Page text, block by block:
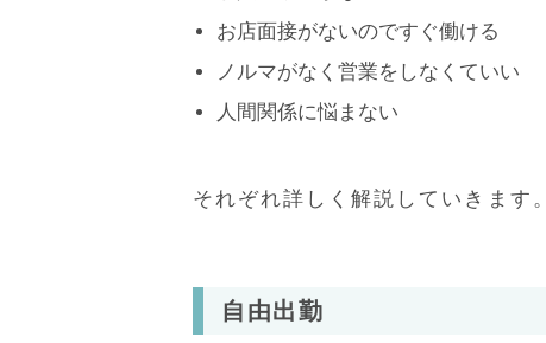
お店面接がないのですぐ働ける
ノルマがなく営業をしなくていい
人間関係に悩まない
それぞれ詳しく解説していきます。
自由出勤